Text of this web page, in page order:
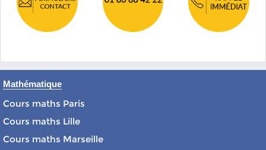
Mathématique
Cours maths Paris
Cours maths Lille
Cours maths Marseille